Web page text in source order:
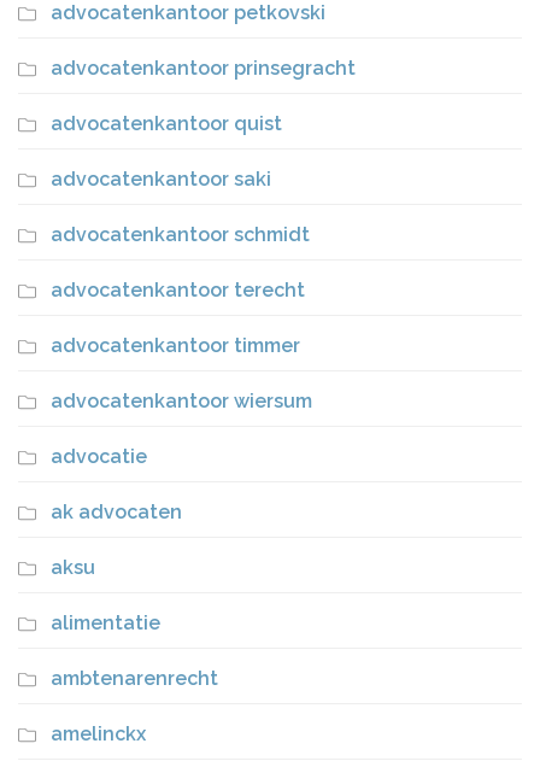
advocatenkantoor petkovski
advocatenkantoor prinsegracht
advocatenkantoor quist
advocatenkantoor saki
advocatenkantoor schmidt
advocatenkantoor terecht
advocatenkantoor timmer
advocatenkantoor wiersum
advocatie
ak advocaten
aksu
alimentatie
ambtenarenrecht
amelinckx